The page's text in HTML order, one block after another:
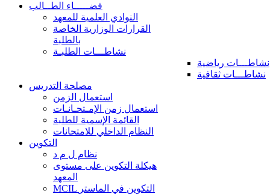
فضـــــاء الطــالب
النوادي العلمية للمعهد
القرارات الوزارية الخاصة
بالطلبة
نشاطـــات الطلبـة
نشاطـــات رياضية
نشاطـــات ثقافية
مصلحة التدريس
استعمال الزمن
استعمال زمن الإمـتحـانـات
القائمة الإسمية للطلبة
النظام الداخلي للامتحانات
التكوين
نظام ل م د
هيكلة التكوين على مستوى
المعهد
MCIL التكوين في الماستر